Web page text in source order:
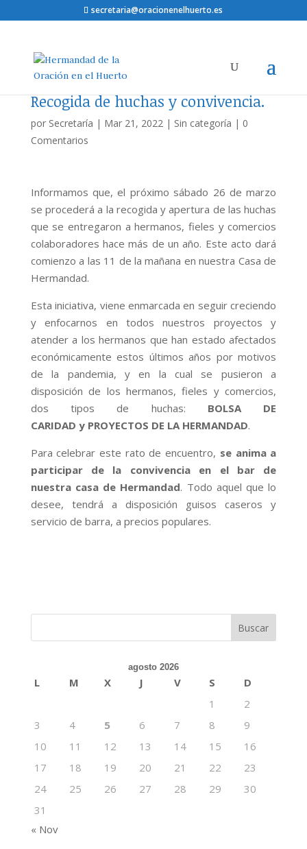
secretaria@oracionenelhuerto.es
Recogida de huchas y convivencia.
por Secretaría | Mar 21, 2022| Sin categoría | 0
Comentarios
Informamos que, el próximo sábado 26 de marzo
se procederá a la recogida y apertura de las huchas
que se entregaron a hermanos, fieles y comercios
colaboradores hace más de un año. Este acto dará
comienzo a las 11 de la mañana en nuestra Casa de
Hermandad.
Esta iniciativa, viene enmarcada en seguir creciendo
y enfocarnos en todos nuestros proyectos y
atender a los hermanos que han estado afectados
económicamente estos últimos años por motivos
de la pandemia, y en la cual se pusieron a
disposición de los hermanos, fieles y comercios,
dos tipos de huchas: BOLSA DE
CARIDAD y PROYECTOS DE LA HERMANDAD.
Para celebrar este rato de encuentro, se anima a
participar de la convivencia en el bar de
nuestra casa de Hermandad. Todo aquel que lo
desee, tendrá a disposición guisos caseros y
servicio de barra, a precios populares.
agosto 2026
L M X J V S
D
1
2
3
4 5 6 7 8
9
10
11 12 13 14 15
16
17
18 19 20 21 22
23
24
25 26 27 28 29
30
31
« Nov